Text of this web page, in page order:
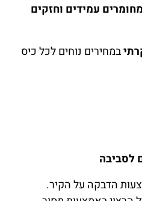
מחומרים עמידים וחזקים
במחירים נוחים לכל כיס
לסביבה
הדבקה על הקיר.